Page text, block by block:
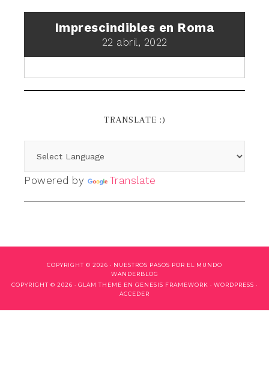
Imprescindibles en Roma
22 abril, 2022
TRANSLATE :)
Powered by Translate
COPYRIGHT © 2026 · NUESTROS PASOS POR EL MUNDO
WANDERBLOG
COPYRIGHT © 2026 · GLAM THEME EN GENESIS FRAMEWORK · WORDPRESS ·
ACCEDER